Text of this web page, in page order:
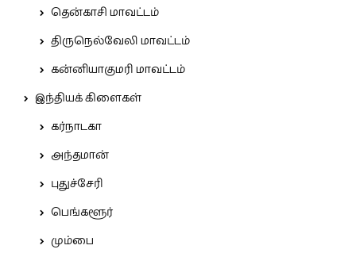
தென்காசி மாவட்டம்
திருநெல்வேலி மாவட்டம்
கன்னியாகுமரி மாவட்டம்
இந்தியக் கிளைகள்
கர்நாடகா
அந்தமான்
புதுச்சேரி
பெங்களூர்
மும்பை